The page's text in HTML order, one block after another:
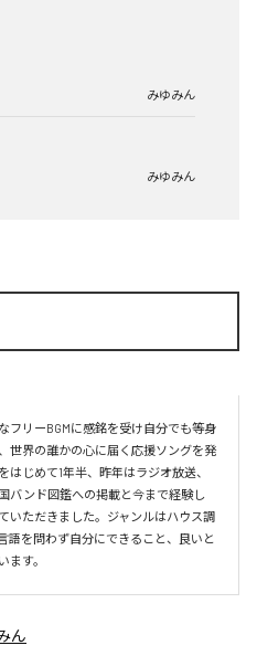
みゆみん
みゆみん
フリーBGMに感銘を受け自分でも等身
世界の誰かの心に届く応援ソングを発
じめて1年半、昨年はラジオ放送、
バンド図鑑への掲載と今まで経験し
いただきました。ジャンルはハウス調
語を問わず自分にできること、良いと
ます。
ん